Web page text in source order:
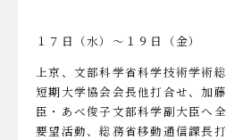
１７日（水）～１９日（金）
上京、文部科学省科学技術学術
短期大学協会会長他打合せ、加
臣・あべ俊子文部科学副大臣へ
要望活動、総務省移動通信課長